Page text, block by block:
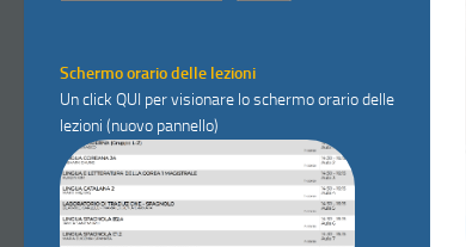
Schermo orario delle lezioni
Un click QUI per visionare lo schermo orario delle
lezioni (nuovo pannello)